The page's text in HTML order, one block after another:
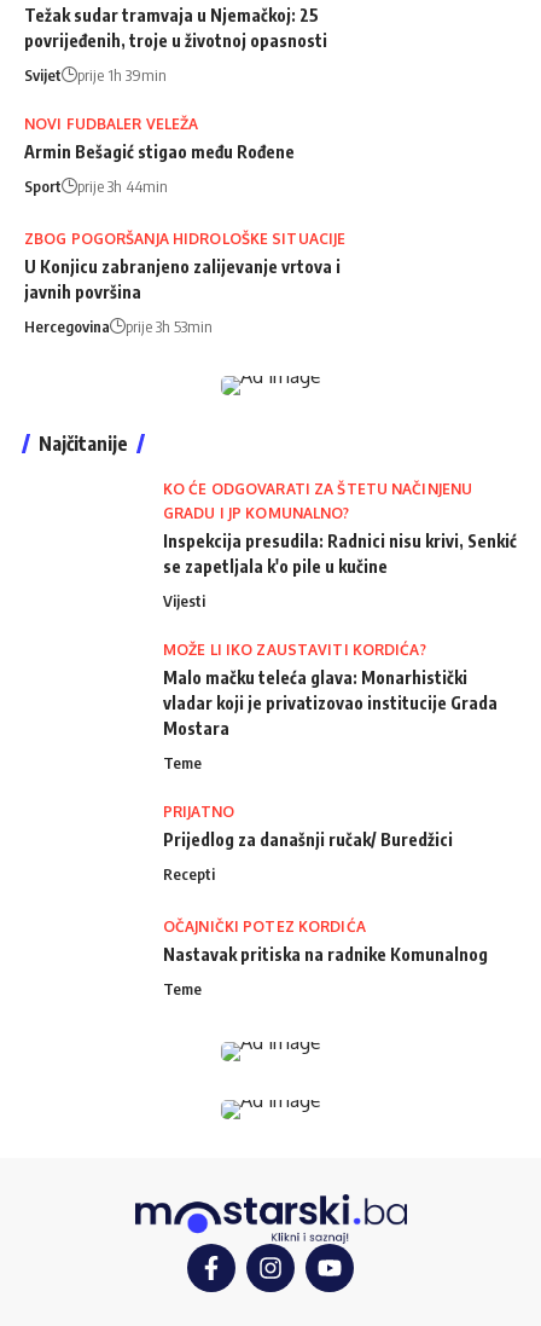
Težak sudar tramvaja u Njemačkoj: 25
povrijeđenih, troje u životnoj opasnosti
Svijet prije 1h 39min
NOVI FUDBALER VELEŽA
Armin Bešagić stigao među Rođene
Sport prije 3h 44min
ZBOG POGORŠANJA HIDROLOŠKE SITUACIJE
U Konjicu zabranjeno zalijevanje vrtova i
javnih površina
Hercegovina prije 3h 53min
Najčitanije
KO ĆE ODGOVARATI ZA ŠTETU NAČINJENU
GRADU I JP KOMUNALNO?
Inspekcija presudila: Radnici nisu krivi, Senkić
se zapetljala k'o pile u kučine
Vijesti
MOŽE LI IKO ZAUSTAVITI KORDIĆA?
Malo mačku teleća glava: Monarhistički
vladar koji je privatizovao institucije Grada
Mostara
Teme
PRIJATNO
Prijedlog za današnji ručak/ Buredžici
Recepti
OČAJNIČKI POTEZ KORDIĆA
Nastavak pritiska na radnike Komunalnog
Teme